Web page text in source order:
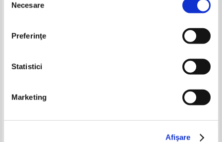
consimțământului
Necesare
Preferinţe
Statistici
Marketing
Afişare
James Joyce - The Complete
Adaugă în coș
Mark Harrison - First Certificate.
-30%